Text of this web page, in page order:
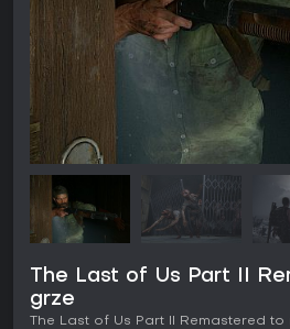
The Last of Us Part II
grze
The Last of Us Part II Remastered